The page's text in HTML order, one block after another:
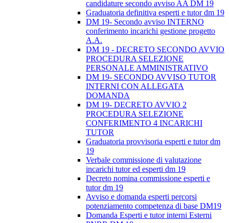
candidature secondo avviso AA DM 19
Graduatoria definitiva esperti e tutor dm 19
DM 19- Secondo avviso INTERNO
conferimento incarichi gestione progetto
A.A.
DM 19 - DECRETO SECONDO AVVIO
PROCEDURA SELEZIONE
PERSONALE AMMINISTRATIVO
DM 19- SECONDO AVVISO TUTOR
INTERNI CON ALLEGATA
DOMANDA
DM 19- DECRETO AVVIO 2
PROCEDURA SELEZIONE
CONFERIMENTO 4 INCARICHI
TUTOR
Graduatoria provvisoria esperti e tutor dm
19
Verbale commissione di valutazione
incarichi tutor ed esperti dm 19
Decreto nomina commissione esperti e
tutor dm 19
Avviso e domanda esperti percorsi
potenziamento competenza di base DM19
Domanda Esperti e tutor interni Esterni